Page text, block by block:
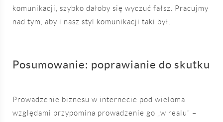
komunikacji, szybko dałoby się wyczuć fałsz. Pracujmy
nad tym, aby i nasz styl komunikacji taki był.
Posumowanie: poprawianie do skutku
Prowadzenie biznesu w internecie pod wieloma
względami przypomina prowadzenie go „w realu” –